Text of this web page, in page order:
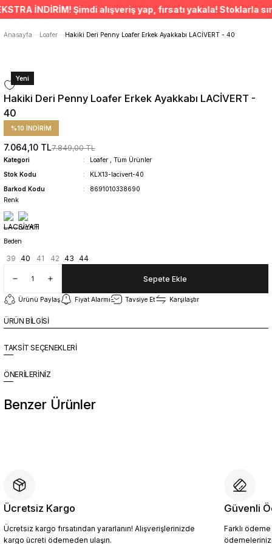
ÜCRETSİZ TESLİMAT İMKANI
SÜRDÜRÜLEBİLİR ÜRÜNLER
Anasayfa
Loafer Hakiki Deri Penny Loafer Erkek Ayakkabı LACİVERT - 40
Yeni
Hakiki Deri Penny Loafer Erkek Ayakkabı LACİVERT -
40
%10 İNDİRİM
7.064,10 TL7.849,00 TL
Kategori Loafer
Tüm Ürünler
Stok Kodu
KLX13-lacivert-40
Barkod Kodu
8691010338690
Renk
Beden
39 40 41 42 43 44
Sepete Ekle
Ürünü Paylaş Fiyat Alarmı Tavsiye Et Karşılaştır
ÜRÜN BİLGİSİ
TAKSİT SEÇENEKLERİ
ÖNERİLERİNİZ
Benzer Ürünler
4.454,10 TL
4.949,00 TL
Sepete Ekle
Ücretsiz Kargo
Ücretsiz kargo fırsatından yararlanın! Alışverişlerinizde
kargo ücreti ödemeden ulaşın.
Güvenli
Farklı
İNDİRİM! Şimdi alışveriş yap, fırsatı yakala! Stoklarla